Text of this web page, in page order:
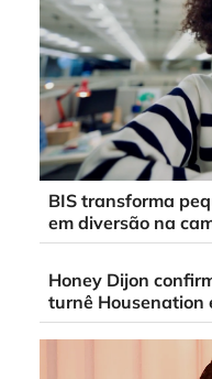
BIS transforma
em diversão na
Honey Dijon
turnê Housenation